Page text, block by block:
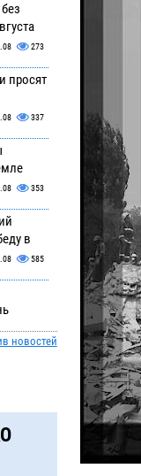
273
просят
337
353
в
585
595
новостей